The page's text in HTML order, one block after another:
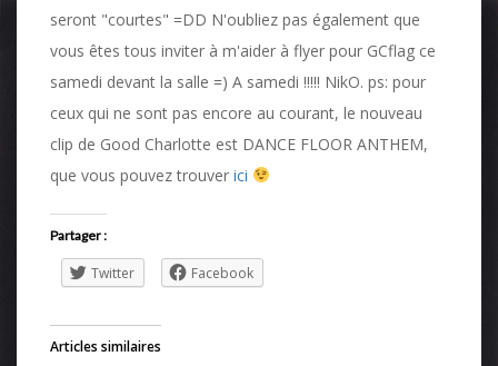
seront "courtes" =DD N'oubliez pas également que
vous êtes tous inviter à m'aider à flyer pour GCflag ce
samedi devant la salle =) A samedi !!!!! NikO. ps: pour
ceux qui ne sont pas encore au courant, le nouveau
clip de Good Charlotte est DANCE FLOOR ANTHEM,
que vous pouvez trouver ici
Partager :
Twitter Facebook
Articles similaires